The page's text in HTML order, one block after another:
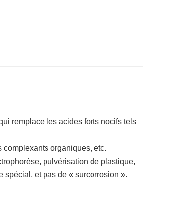
remplace les acides forts nocifs tels
complexants organiques, etc.
pulvérisation de plastique,
spécial, et pas de « surcorrosion ».